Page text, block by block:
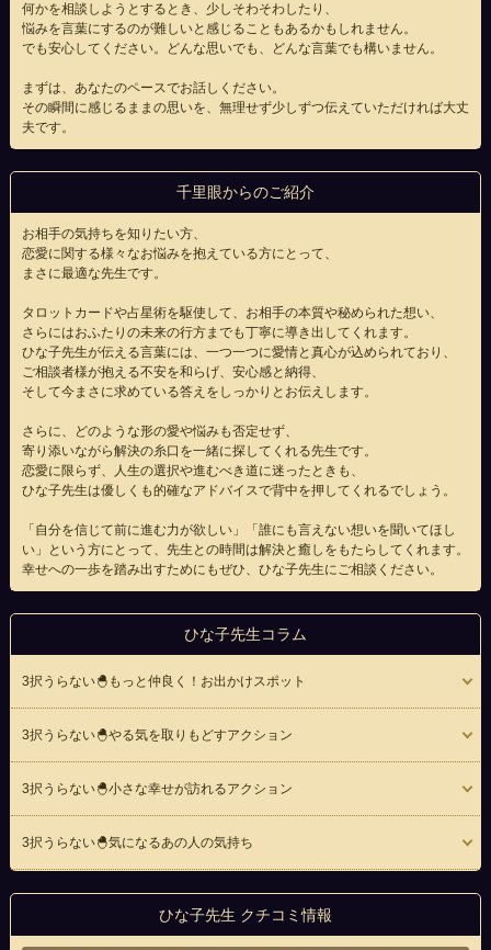
何かを相談しようとするとき、少しそわそわしたり、
悩みを言葉にするのが難しいと感じることもあるかもしれません。
でも安心してください。どんな思いでも、どんな言葉でも構いません。
まずは、あなたのペースでお話しください。
その瞬間に感じるままの思いを、無理せず少しずつ伝えていただければ大丈
夫です。
千里眼からのご紹介
お相手の気持ちを知りたい方、
恋愛に関する様々なお悩みを抱えている方にとって、
まさに最適な先生です。
タロットカードや占星術を駆使して、お相手の本質や秘められた想い、
さらにはおふたりの未来の行方までも丁寧に導き出してくれます。
ひな子先生が伝える言葉には、一つ一つに愛情と真心が込められており、
ご相談者様が抱える不安を和らげ、安心感と納得、
そして今まさに求めている答えをしっかりとお伝えします。
さらに、どのような形の愛や悩みも否定せず、
寄り添いながら解決の糸口を一緒に探してくれる先生です。
恋愛に限らず、人生の選択や進むべき道に迷ったときも、
ひな子先生は優しくも的確なアドバイスで背中を押してくれるでしょう。
「自分を信じて前に進む力が欲しい」「誰にも言えない想いを聞いてほし
い」という方にとって、先生との時間は解決と癒しをもたらしてくれます。
幸せへの一歩を踏み出すためにもぜひ、ひな子先生にご相談ください。
ひな子先生コラム
3択うらない🐣もっと仲良く！お出かけスポット
3択うらない🐣やる気を取りもどすアクション
3択うらない🐣小さな幸せが訪れるアクション
3択うらない🐣気になるあの人の気持ち
ひな子先生 クチコミ情報